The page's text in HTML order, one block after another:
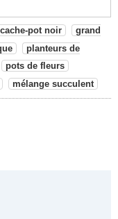
cache-pot noir
grand
planteurs de
pots de fleurs
mélange succulent